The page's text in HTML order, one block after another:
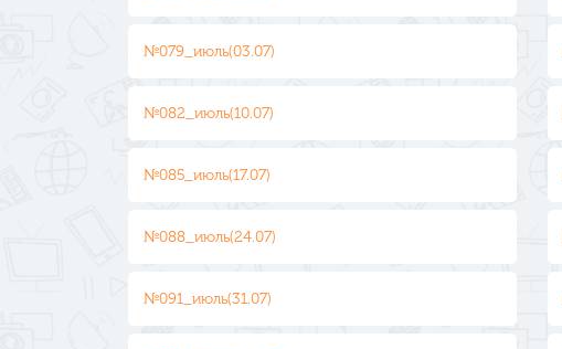
№079_июль(03.07)
№082_июль(10.07)
№085_июль(17.07)
№088_июль(24.07)
№091_июль(31.07)